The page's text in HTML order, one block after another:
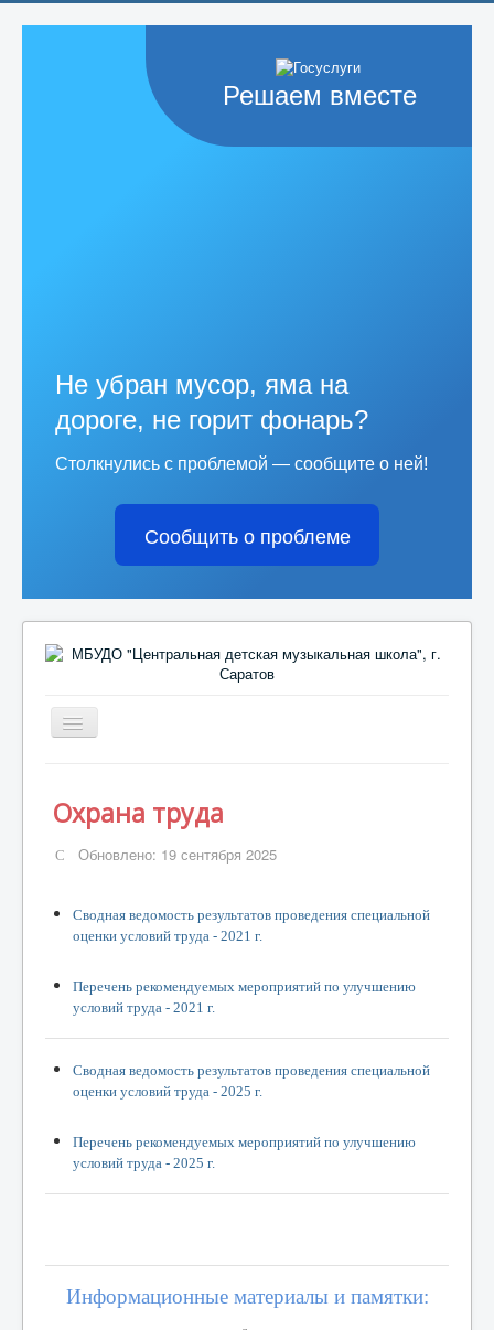
Решаем вместе
Не убран мусор, яма на
дороге, не горит фонарь?
Столкнулись с проблемой — сообщите о ней!
Сообщить о проблеме
Включить/
выключить
Жизнь школы
Поступающим
Контакты
Независимая оценка качества образования
Безопасность
Охрана труда
Информационные материалы и памятки
Купить билет
Охрана труда
Обновлено: 19 сентября 2025
Сводная ведомость результатов проведения специальной
оценки условий труда - 2021 г.
Перечень рекомендуемых мероприятий по улучшению
условий труда - 2021 г.
Сводная ведомость результатов проведения специальной
оценки условий труда - 2025 г.
Перечень рекомендуемых мероприятий по улучшению
условий труда - 2025 г.
Информационные материалы и памятки: